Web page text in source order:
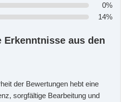
0%
14%
Erkenntnisse aus den
der Bewertungen hebt eine
sorgfältige Bearbeitung und